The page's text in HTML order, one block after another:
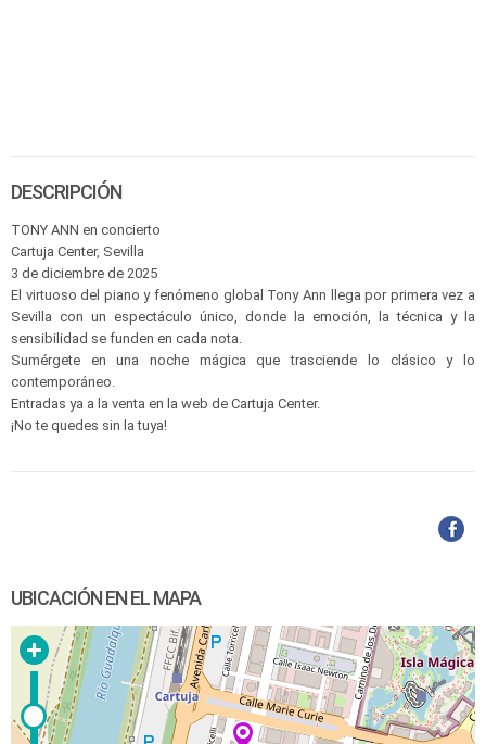
DESCRIPCIÓN
TONY ANN en concierto
Cartuja Center, Sevilla
3 de diciembre de 2025
El virtuoso del piano y fenómeno global Tony Ann llega por primera vez a
Sevilla con un espectáculo único, donde la emoción, la técnica y la
sensibilidad se funden en cada nota.
Sumérgete en una noche mágica que trasciende lo clásico y lo
contemporáneo.
Entradas ya a la venta en la web de Cartuja Center.
¡No te quedes sin la tuya!
UBICACIÓN EN EL MAPA